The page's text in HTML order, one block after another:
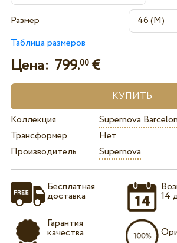
Размер
Таблица размеров
Цена: 799.00€
Коллекция
Supernova
Трансформер
Нет
Производитель
Supernova
Бесплатная
доставка
Гарантия
качества
14